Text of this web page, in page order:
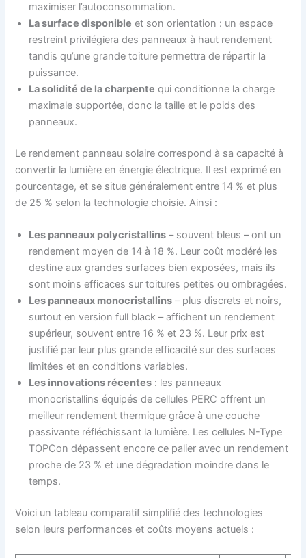
maximiser l’autoconsommation.
La surface disponible et son orientation : un espace
restreint privilégiera des panneaux à haut rendement
tandis qu’une grande toiture permettra de répartir la
puissance.
La solidité de la charpente qui conditionne la charge
maximale supportée, donc la taille et le poids des
panneaux.
Le rendement panneau solaire correspond à sa capacité à
convertir la lumière en énergie électrique. Il est exprimé en
pourcentage, et se situe généralement entre 14 % et plus
de 25 % selon la technologie choisie. Ainsi :
Les panneaux polycristallins – souvent bleus – ont un
rendement moyen de 14 à 18 %. Leur coût modéré les
destine aux grandes surfaces bien exposées, mais ils
sont moins efficaces sur toitures petites ou ombragées.
Les panneaux monocristallins – plus discrets et noirs,
surtout en version full black – affichent un rendement
supérieur, souvent entre 16 % et 23 %. Leur prix est
justifié par leur plus grande efficacité sur des surfaces
limitées et en conditions variables.
Les innovations récentes : les panneaux
monocristallins équipés de cellules PERC offrent un
meilleur rendement thermique grâce à une couche
passivante réfléchissant la lumière. Les cellules N-Type
TOPCon dépassent encore ce palier avec un rendement
proche de 23 % et une dégradation moindre dans le
temps.
Voici un tableau comparatif simplifié des technologies
selon leurs performances et coûts moyens actuels :